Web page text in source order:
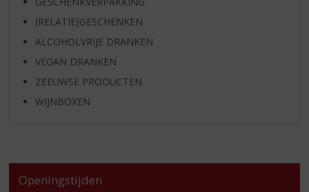
(RELATIE)GESCHENKEN
ALCOHOLVRIJE DRANKEN
VEGAN DRANKEN
ZEEUWSE PRODUCTEN
WIJNBOXEN
Openingstijden